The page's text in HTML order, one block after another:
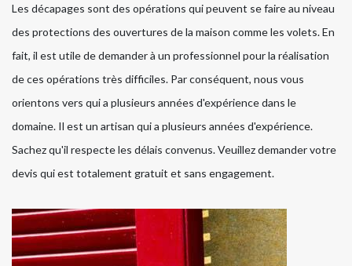
Les décapages sont des opérations qui peuvent se faire au niveau
des protections des ouvertures de la maison comme les volets. En
fait, il est utile de demander à un professionnel pour la réalisation
de ces opérations très difficiles. Par conséquent, nous vous
orientons vers qui a plusieurs années d'expérience dans le
domaine. Il est un artisan qui a plusieurs années d'expérience.
Sachez qu'il respecte les délais convenus. Veuillez demander votre
devis qui est totalement gratuit et sans engagement.